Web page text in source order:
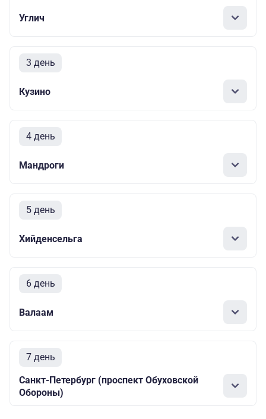
Углич
3 день
Кузино
4 день
Мандроги
5 день
Хийденсельга
6 день
Валаам
7 день
Санкт-Петербург (проспект Обуховской
Обороны)